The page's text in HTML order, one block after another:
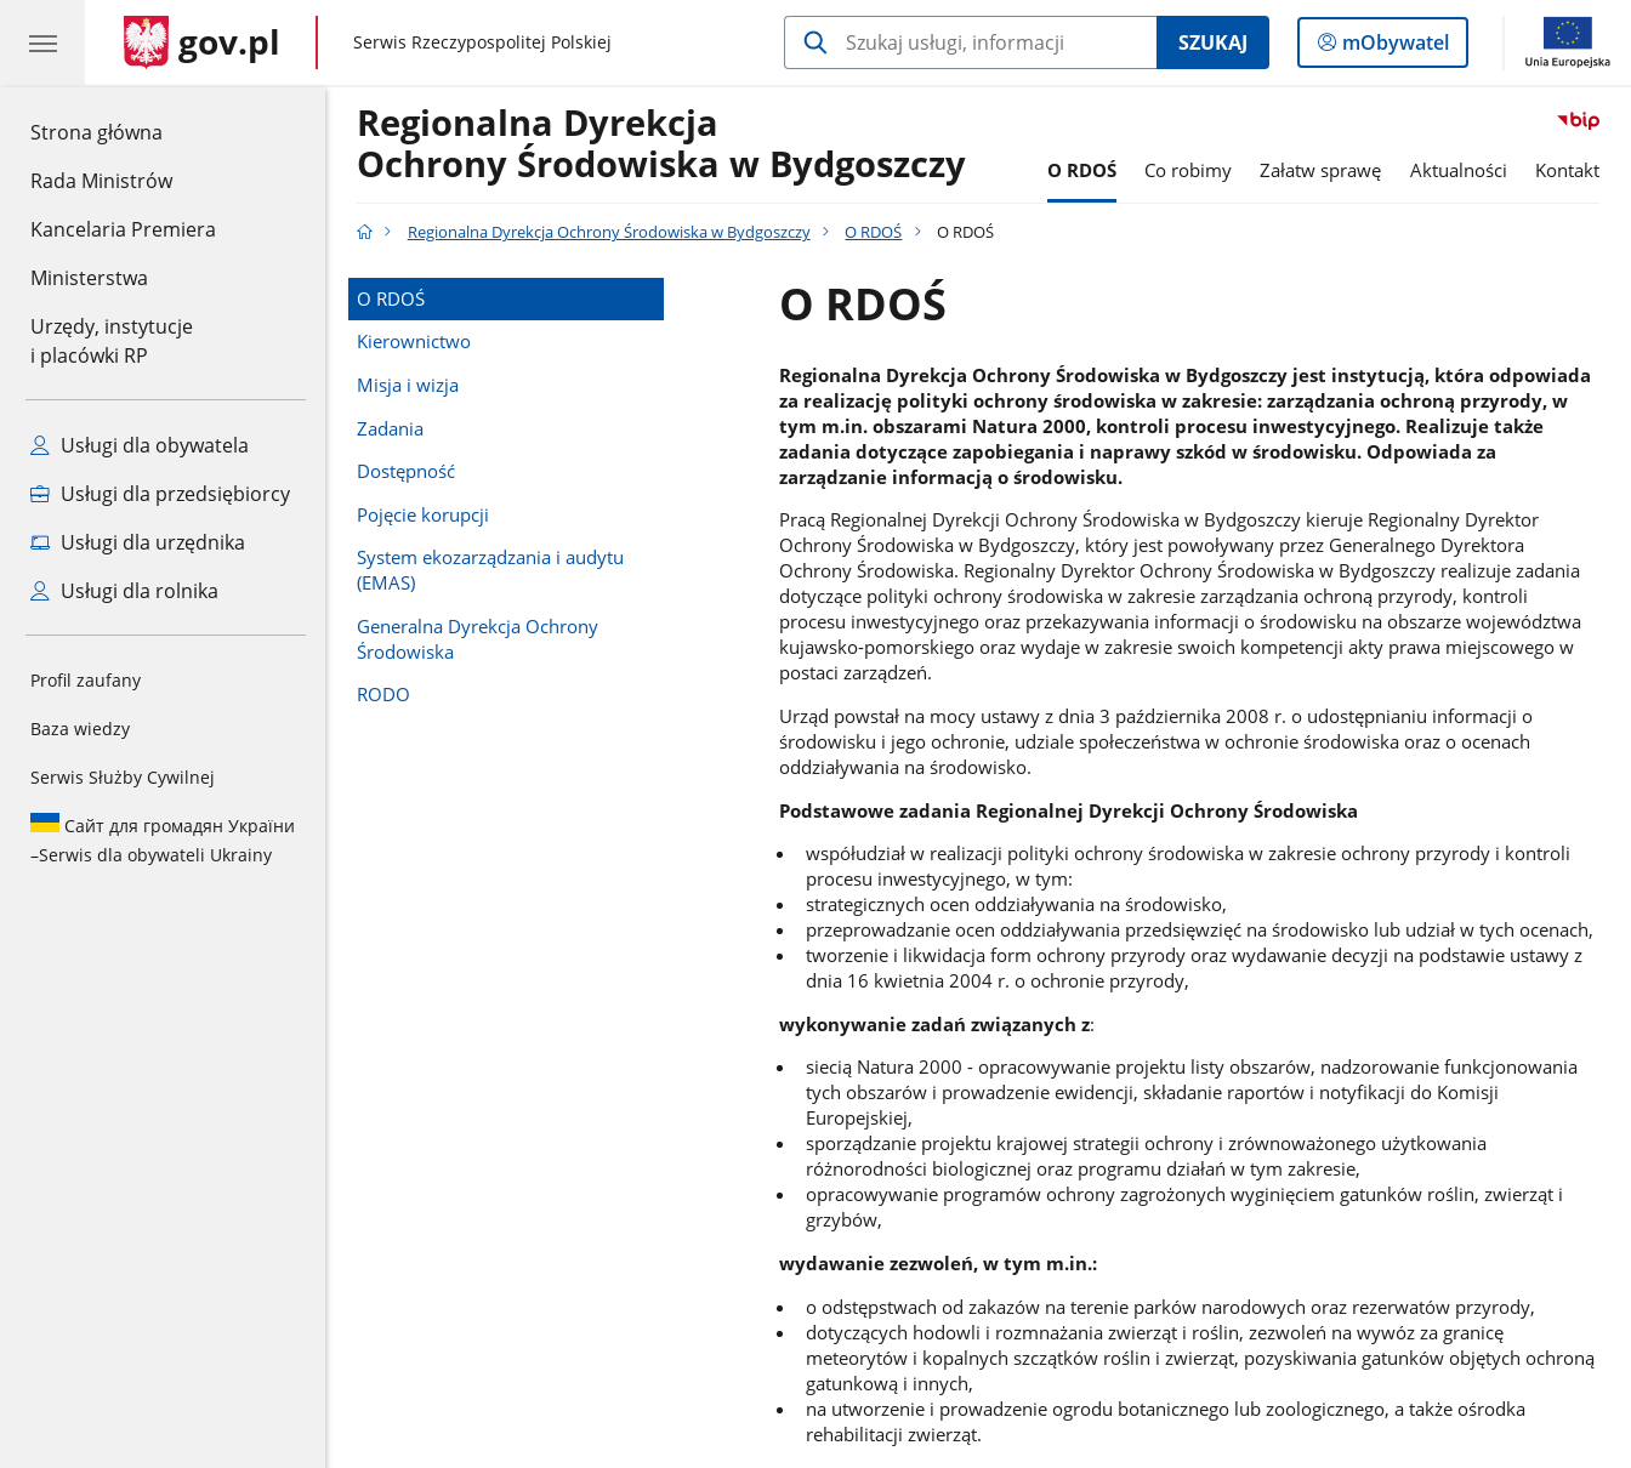
Strona główna
Rada Ministrów
Kancelaria Premiera
Ministerstwa
Urzędy, instytucje
i placówki RP
Usługi dla obywatela
Usługi dla przedsiębiorcy
Usługi dla urzędnika
Usługi dla rolnika
Profil zaufany
Baza wiedzy
Serwis Służby Cywilnej
Сайт для громадян України
–Serwis dla obywateli Ukrainy
gov.pl gov.pl
Serwis Rzeczypospolitej Polskiej SZUKAJ
Logowanie
do
mObywatel
Regionalna Dyrekcja
Ochrony Środowiska w Bydgoszczy
O RDOŚ Co robimy Załatw sprawę Aktualności Kontakt
Regionalna Dyrekcja Ochrony Środowiska w Bydgoszczy O RDOŚ O RDOŚ
O RDOŚ
Kierownictwo
Misja i wizja
Zadania
Dostępność
Pojęcie korupcji
System ekozarządzania i audytu
(EMAS)
Generalna Dyrekcja Ochrony
Środowiska
RODO
O RDOŚ
Regionalna Dyrekcja Ochrony Środowiska w Bydgoszczy jest instytucją, która odpowiada
za realizację polityki ochrony środowiska w zakresie: zarządzania ochroną przyrody, w
tym m.in. obszarami Natura 2000, kontroli procesu inwestycyjnego. Realizuje także
zadania dotyczące zapobiegania i naprawy szkód w środowisku. Odpowiada za
zarządzanie informacją o środowisku.
Pracą Regionalnej Dyrekcji Ochrony Środowiska w Bydgoszczy kieruje Regionalny Dyrektor
Ochrony Środowiska w Bydgoszczy, który jest powoływany przez Generalnego Dyrektora
Ochrony Środowiska. Regionalny Dyrektor Ochrony Środowiska w Bydgoszczy realizuje zadania
dotyczące polityki ochrony środowiska w zakresie zarządzania ochroną przyrody, kontroli
procesu inwestycyjnego oraz przekazywania informacji o środowisku na obszarze województwa
kujawsko-pomorskiego oraz wydaje w zakresie swoich kompetencji akty prawa miejscowego w
postaci zarządzeń.
Urząd powstał na mocy ustawy z dnia 3 października 2008 r. o udostępnianiu informacji o
środowisku i jego ochronie, udziale społeczeństwa w ochronie środowiska oraz o ocenach
oddziaływania na środowisko.
Podstawowe zadania Regionalnej Dyrekcji Ochrony Środowiska
współudział w realizacji polityki ochrony środowiska w zakresie ochrony przyrody i kontroli
procesu inwestycyjnego, w tym:
strategicznych ocen oddziaływania na środowisko,
przeprowadzanie ocen oddziaływania przedsięwzięć na środowisko lub udział w tych ocenach,
tworzenie i likwidacja form ochrony przyrody oraz wydawanie decyzji na podstawie ustawy z
dnia 16 kwietnia 2004 r. o ochronie przyrody,
wykonywanie zadań związanych z:
siecią Natura 2000 - opracowywanie projektu listy obszarów, nadzorowanie funkcjonowania
tych obszarów i prowadzenie ewidencji, składanie raportów i notyfikacji do Komisji
Europejskiej,
sporządzanie projektu krajowej strategii ochrony i zrównoważonego użytkowania
różnorodności biologicznej oraz programu działań w tym zakresie,
opracowywanie programów ochrony zagrożonych wyginięciem gatunków roślin, zwierząt i
grzybów,
wydawanie zezwoleń, w tym m.in.:
o odstępstwach od zakazów na terenie parków narodowych oraz rezerwatów przyrody,
dotyczących hodowli i rozmnażania zwierząt i roślin, zezwoleń na wywóz za granicę
meteorytów i kopalnych szczątków roślin i zwierząt, pozyskiwania gatunków objętych ochroną
gatunkową i innych,
na utworzenie i prowadzenie ogrodu botanicznego lub zoologicznego, a także ośrodka
rehabilitacji zwierząt.